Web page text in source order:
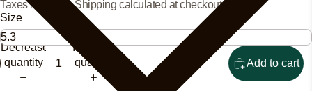
full
screen
Taxes included. Shipping calculated at checkout.
Size
Decrease
quantity
Increase
quantity
Add to cart